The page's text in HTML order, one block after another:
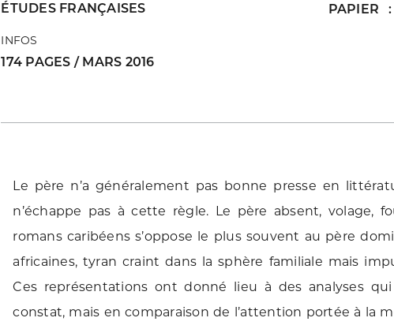
ÉTUDES FRANÇAISES
INFOS
174 PAGES / MARS 2016
PAPIER
Le père n’a généralement pas bonne presse en
n’échappe pas à cette règle. Le père absent, volage,
romans caribéens s’oppose le plus souvent au père
africaines, tyran craint dans la sphère familiale mais
Ces représentations ont donné lieu à des analyses
constat, mais en comparaison de l’attention portée à la